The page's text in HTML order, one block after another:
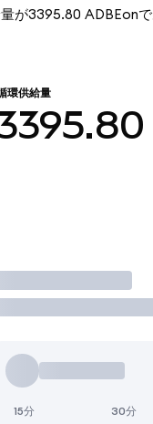
が3395.80 ADBEon
環供給量
引
15分 30分